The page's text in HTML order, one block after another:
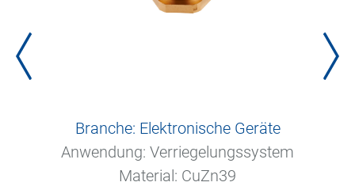
Branche: Elektronische Geräte
Anwendung: Verriegelungssystem
Material: CuZn39